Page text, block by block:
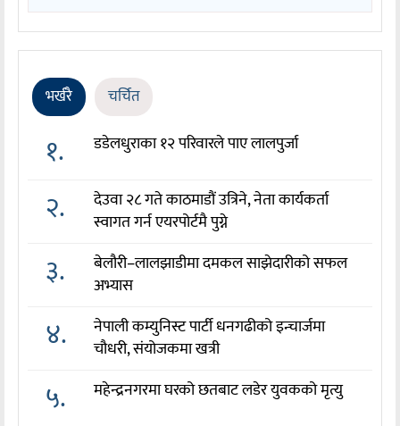
भर्खरै चर्चित
१. डडेलधुराका १२ परिवारले पाए लालपुर्जा
२.
देउवा २८ गते काठमाडौं उत्रिने, नेता कार्यकर्ता
स्वागत गर्न एयरपोर्टमै पुग्ने
३.
बेलौरी–लालझाडीमा दमकल साझेदारीको सफल
अभ्यास
४.
नेपाली कम्युनिस्ट पार्टी धनगढीको इन्चार्जमा
चौधरी, संयोजकमा खत्री
५. महेन्द्रनगरमा घरको छतबाट लडेर युवकको मृत्यु